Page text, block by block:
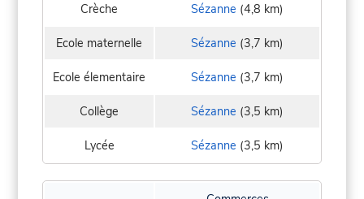
Crèche Sézanne (4,8 km)
Ecole maternelle Sézanne (3,7 km)
Ecole élementaire Sézanne (3,7 km)
Collège Sézanne (3,5 km)
Lycée Sézanne (3,5 km)